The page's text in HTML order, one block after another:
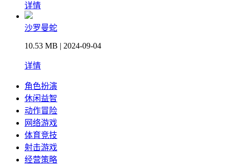
详情
沙罗曼蛇
10.53 MB | 2024-09-04
详情
角色扮演
休闲益智
动作冒险
网络游戏
体育竞技
射击游戏
经营策略